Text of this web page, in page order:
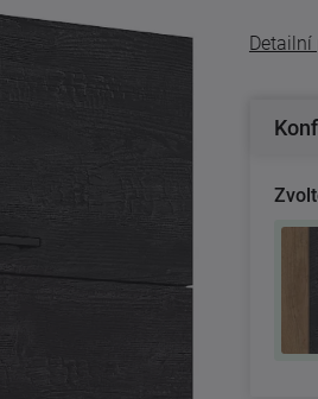
Detailní